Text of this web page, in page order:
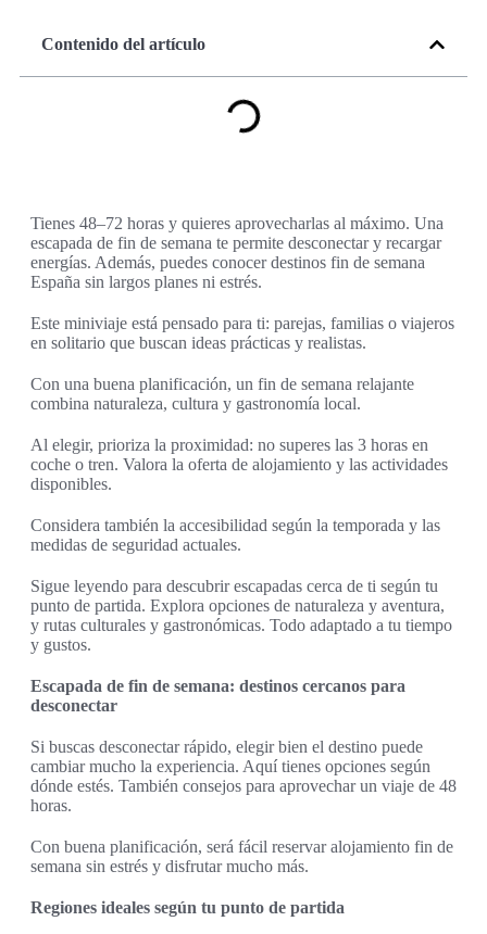
Contenido del artículo
Tienes 48–72 horas y quieres aprovecharlas al máximo. Una
escapada de fin de semana te permite desconectar y recargar
energías. Además, puedes conocer destinos fin de semana
España sin largos planes ni estrés.
Este miniviaje está pensado para ti: parejas, familias o viajeros
en solitario que buscan ideas prácticas y realistas.
Con una buena planificación, un fin de semana relajante
combina naturaleza, cultura y gastronomía local.
Al elegir, prioriza la proximidad: no superes las 3 horas en
coche o tren. Valora la oferta de alojamiento y las actividades
disponibles.
Considera también la accesibilidad según la temporada y las
medidas de seguridad actuales.
Sigue leyendo para descubrir escapadas cerca de ti según tu
punto de partida. Explora opciones de naturaleza y aventura,
y rutas culturales y gastronómicas. Todo adaptado a tu tiempo
y gustos.
Escapada de fin de semana: destinos cercanos para
desconectar
Si buscas desconectar rápido, elegir bien el destino puede
cambiar mucho la experiencia. Aquí tienes opciones según
dónde estés. También consejos para aprovechar un viaje de 48
horas.
Con buena planificación, será fácil reservar alojamiento fin de
semana sin estrés y disfrutar mucho más.
Regiones ideales según tu punto de partida